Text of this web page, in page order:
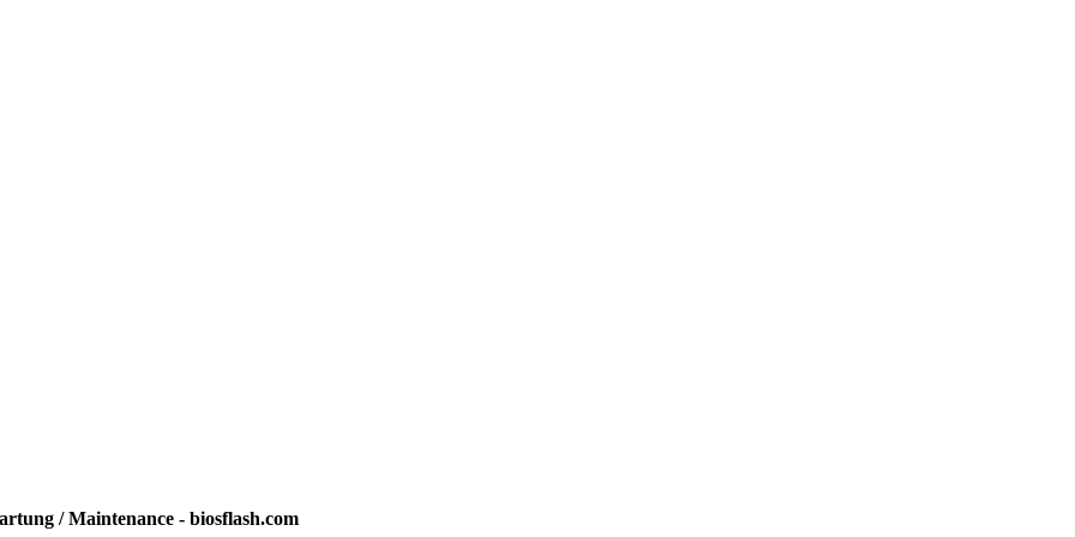
/ Maintenance - biosflash.com